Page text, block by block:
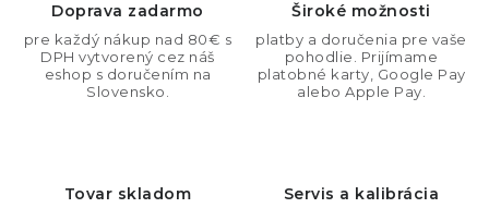
Doprava zadarmo
pre každý nákup nad 80€ s
DPH vytvorený cez náš
eshop s doručením na
Slovensko.
Široké možnosti
platby a doručenia pre vaše
pohodlie. Prijímame
platobné karty, Google Pay
alebo Apple Pay.
Tovar skladom Servis a kalibrácia